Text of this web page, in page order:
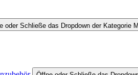
oder Schließe das Dropdown der Kategorie